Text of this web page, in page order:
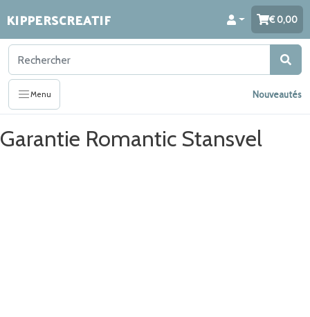
KIPPERSCREATIF 0,00
Menu Nouveautés
Garantie Romantic Stansvel